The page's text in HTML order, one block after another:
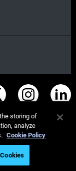
de privacidade
storing of
analyze
Cookie Policy